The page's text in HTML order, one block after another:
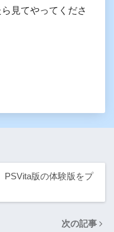
見てやってくださ
PSVita版の体験版をプ
次の記事